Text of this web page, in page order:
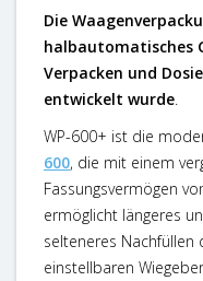
Die
halbautomatisches
Verpacken und
entwickelt wurde
WP-600+ ist die
600, die mit einem
Fassungsvermögen
ermöglicht längeres
selteneres Nachfüllen
einstellbaren